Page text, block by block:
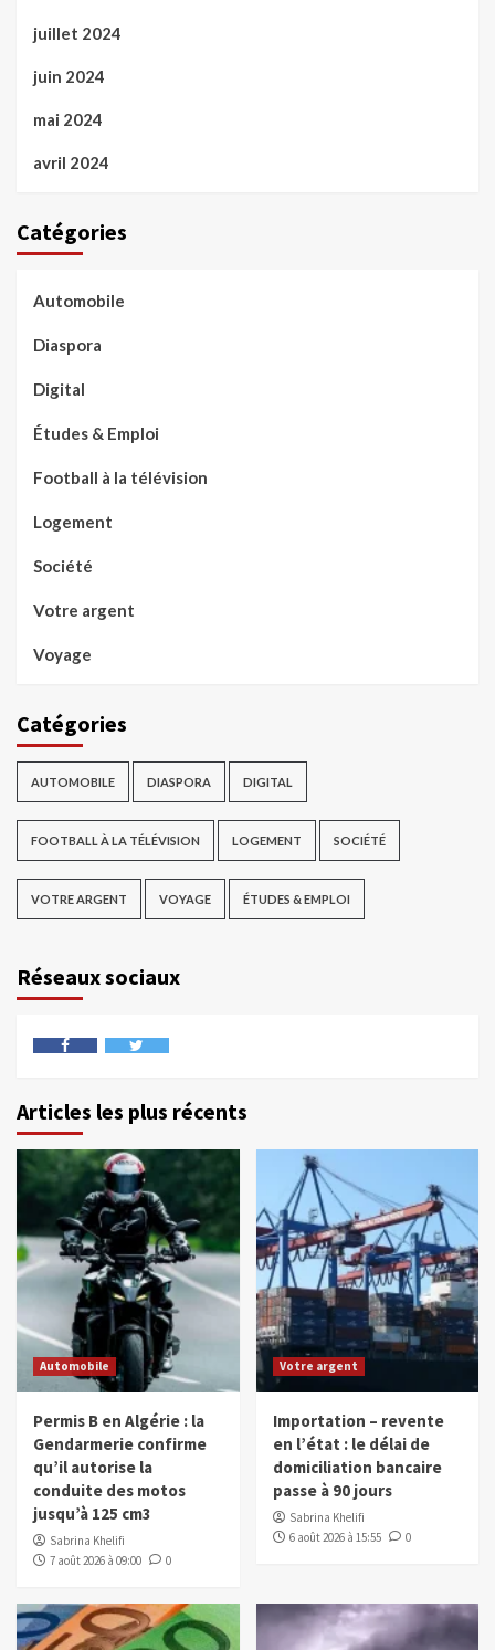
juillet 2024
juin 2024
mai 2024
avril 2024
Catégories
Automobile
Diaspora
Digital
Études & Emploi
Football à la télévision
Logement
Société
Votre argent
Voyage
Catégories
AUTOMOBILE DIASPORA DIGITAL
FOOTBALL À LA TÉLÉVISION LOGEMENT SOCIÉTÉ
VOTRE ARGENT VOYAGE ÉTUDES & EMPLOI
Réseaux sociaux
Articles les plus récents
Automobile
Permis B en Algérie : la
Gendarmerie confirme
qu’il autorise la
conduite des motos
jusqu’à 125 cm3
Sabrina Khelifi
7 août 2026 à 09:00
0
Votre argent
Importation – revente
en l’état : le délai de
domiciliation bancaire
passe à 90 jours
Sabrina Khelifi
6 août 2026 à 15:55
0